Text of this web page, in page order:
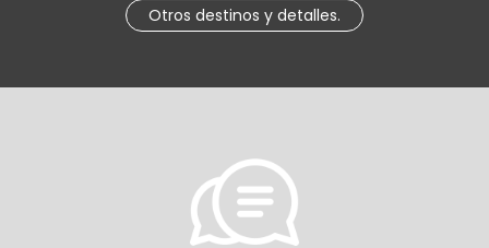
Otros destinos y detalles.